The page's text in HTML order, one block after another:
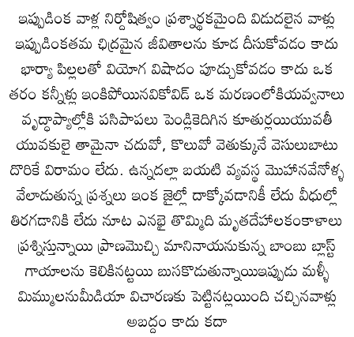
ఇప్పుడింక వాళ్ల నిర్దోషిత్వం ప్రశ్నార్థకమైంది విడుదలైన వాళ్లు
ఇప్పుడింకతమ ఛిద్రమైన జీవితాలను కూడ దీసుకోవడం కాదు
భార్యా పిల్లలతో వియోగ విషాదం పూడ్చుకోవడం కాదు ఒక
తరం కన్నీళ్లు ఇంకిపోయినవికోవిడ్ ఒక మరణంలోకియవ్వనాలు
వృద్ధాప్యాల్లోకి పసిపాపలు పెండ్లికెదిగిన కూతుర్లయియువతీ
యువకులై తామైనా చదువో, కొలువో వెతుక్కునే వెసులుబాటు
దొరికే విరామం లేదు. ఉన్నదల్లా బయటి వ్యవస్థ మొహానవేనోళ్ళ
వేలాడుతున్న ప్రశ్నలు ఇంక జైల్లో దాక్కోవడానికీ లేదు వీధుల్లో
తిరగడానికి లేదు నూట ఎనభై తొమ్మిది మృతదేహాలకంకాళాలు
ప్రశ్నిస్తున్నాయి ప్రాణమొచ్చి మానినాయనుకున్న బాంబు బ్లాస్ట్
గాయాలను కెలికినట్టయి బుసకొడుతున్నాయిఇప్పుడు మళ్ళీ
మిమ్ములనుమీడియా విచారణకు పెట్టినట్లయింది చచ్చినవాళ్లు
అబద్దం కాదు కదా